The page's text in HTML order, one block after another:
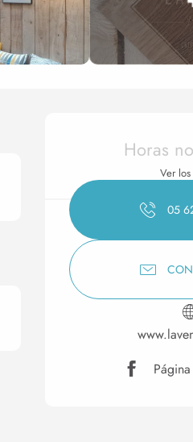
Horarios
Horas
Ver
05